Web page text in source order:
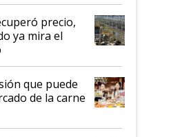
precio,
ya mira el
que puede
de la carne